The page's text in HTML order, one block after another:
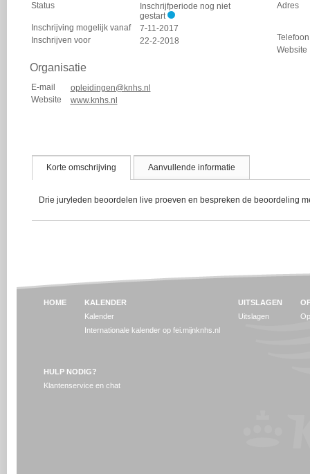
Status
Inschrijfperiode nog niet
gestart
Inschrijving mogelijk vanaf
7-11-2017
Inschrijven voor
22-2-2018
Organisatie
E-mail
opleidingen@knhs.nl
Website
www.knhs.nl
Adres
Telefoon
Website
Korte omschrijving Aanvullende informatie
Drie juryleden beoordelen live proeven en bespreken de beoordeling
HOME
KALENDER
Kalender
Internationale kalender op fei.mijnknhs.nl
UITSLAGEN
Uitslagen
HULP NODIG?
Klantenservice en chat